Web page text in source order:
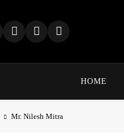
HOME
Mr. Nilesh Mitra